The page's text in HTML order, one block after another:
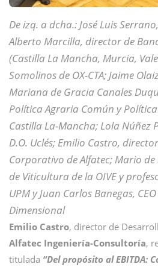
De izq. a dcha.: José Luis
Alberto Marcilla, director de
(Castilla La Mancha, Murcia,
Somolinos de OX-CTA; Jaime
Mariana de Gracia Canales
Política Agraria Común y
Castilla La-Mancha; Lola Núñez
D.O. Uclés; Emilio Castro,
Corporativo de Alfatec; Mario de
de Viticultura de la OIVE y
UPM y Juan Carlos Banegas,
Dimensional
Emilio Castro, director de
Alfatec Ingeniería-Consultoría,
titulada “Del propósito al EBITDA: